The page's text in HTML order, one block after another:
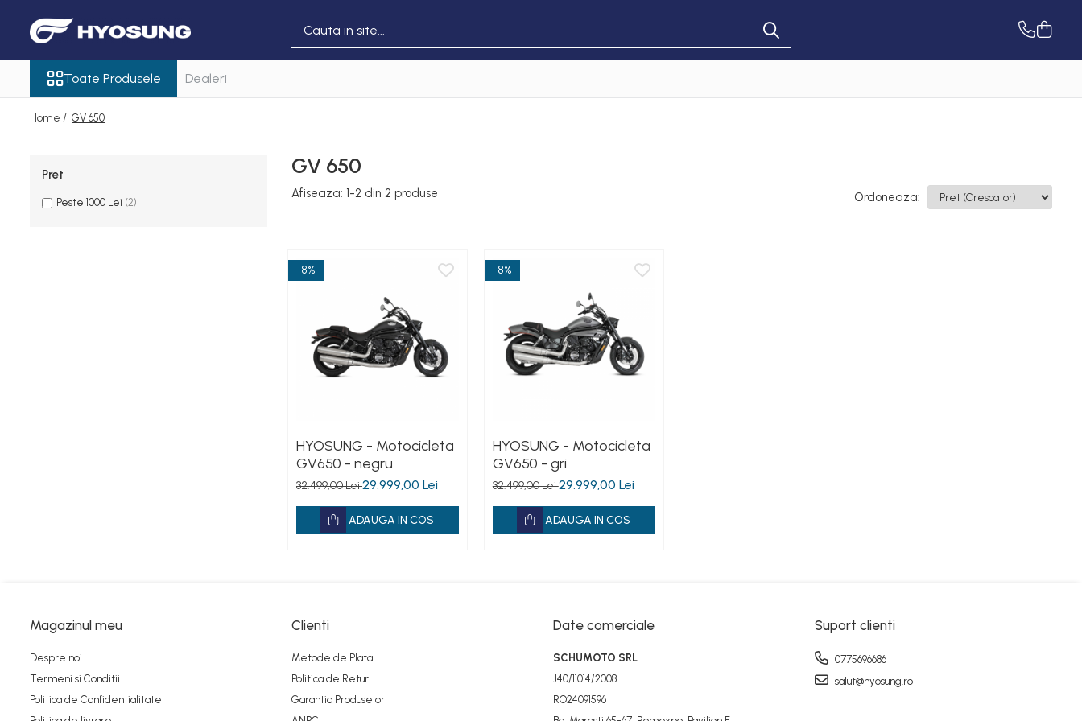
GV 125 S
GV 650
Toate Produsele Dealeri
Home / GV 650
GV 650
Pret
Peste 1000 Lei (2)
Afiseaza: 1-2 din 2 produse Ordoneaza:
-8%
HYOSUNG - Motocicleta
GV650 - negru
32.499,00 Lei29.999,00 Lei
ADAUGA IN COS
-8%
HYOSUNG - Motocicleta
GV650 - gri
32.499,00 Lei29.999,00 Lei
ADAUGA IN COS
Magazinul meu
Despre noi
Termeni si Conditii
Politica de Confidentialitate
Clienti
Metode de Plata
Politica de Retur
Garantia Produselor
Date comerciale
SCHUMOTO SRL
J40/11014/2008
RO24091596
Suport clienti
0775696686
salut@hyosung.ro